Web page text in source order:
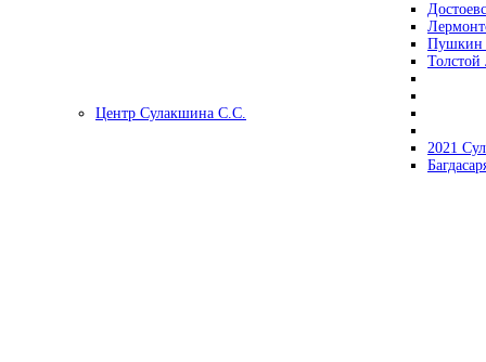
Центр Сулакшина С.С.
2021